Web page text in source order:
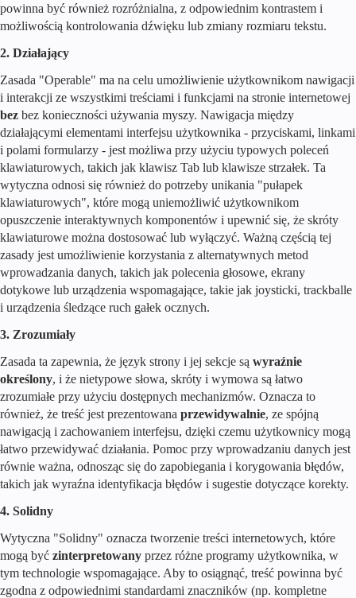
powinna być również rozróżnialna, z odpowiednim kontrastem i
możliwością kontrolowania dźwięku lub zmiany rozmiaru tekstu.
2. Działający
Zasada "Operable" ma na celu umożliwienie użytkownikom nawigacji
i interakcji ze wszystkimi treściami i funkcjami na stronie internetowej
bez bez konieczności używania myszy. Nawigacja między
działającymi elementami interfejsu użytkownika - przyciskami, linkami
i polami formularzy - jest możliwa przy użyciu typowych poleceń
klawiaturowych, takich jak klawisz Tab lub klawisze strzałek. Ta
wytyczna odnosi się również do potrzeby unikania "pułapek
klawiaturowych", które mogą uniemożliwić użytkownikom
opuszczenie interaktywnych komponentów i upewnić się, że skróty
klawiaturowe można dostosować lub wyłączyć. Ważną częścią tej
zasady jest umożliwienie korzystania z alternatywnych metod
wprowadzania danych, takich jak polecenia głosowe, ekrany
dotykowe lub urządzenia wspomagające, takie jak joysticki, trackballe
i urządzenia śledzące ruch gałek ocznych.
3. Zrozumiały
Zasada ta zapewnia, że język strony i jej sekcje są wyraźnie
określony, i że nietypowe słowa, skróty i wymowa są łatwo
zrozumiałe przy użyciu dostępnych mechanizmów. Oznacza to
również, że treść jest prezentowana przewidywalnie, ze spójną
nawigacją i zachowaniem interfejsu, dzięki czemu użytkownicy mogą
łatwo przewidywać działania. Pomoc przy wprowadzaniu danych jest
równie ważna, odnosząc się do zapobiegania i korygowania błędów,
takich jak wyraźna identyfikacja błędów i sugestie dotyczące korekty.
4. Solidny
Wytyczna "Solidny" oznacza tworzenie treści internetowych, które
mogą być zinterpretowany przez różne programy użytkownika, w
tym technologie wspomagające. Aby to osiągnąć, treść powinna być
zgodna z odpowiednimi standardami znaczników (np. kompletne